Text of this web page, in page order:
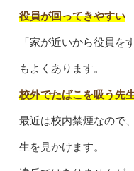
役員が回ってきやすい
「家が近いから役員を
もよくあります。
校外でたばこを吸う先
最近は校内禁煙なので
生を見かけます。